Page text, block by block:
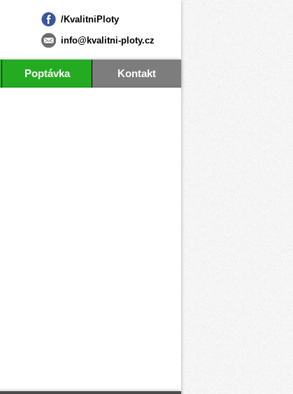
/KvalitniPloty
info@kvalitni-ploty.cz
Poptávka Kontakt